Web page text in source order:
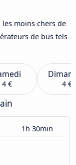
moins chers de
de bus tels
4 € 4 €
1h 30min